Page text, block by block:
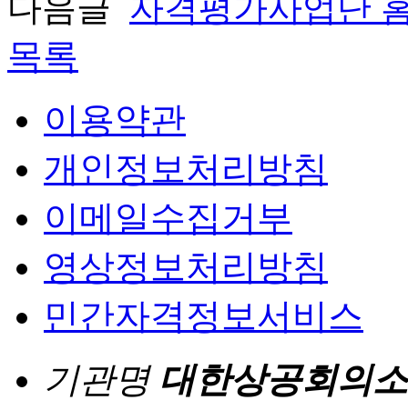
다음글 자격평가사업단
목록
이용약관
개인정보처리방침
이메일수집거부
영상정보처리방침
민간자격정보서비스
기관명 대한상공회의소